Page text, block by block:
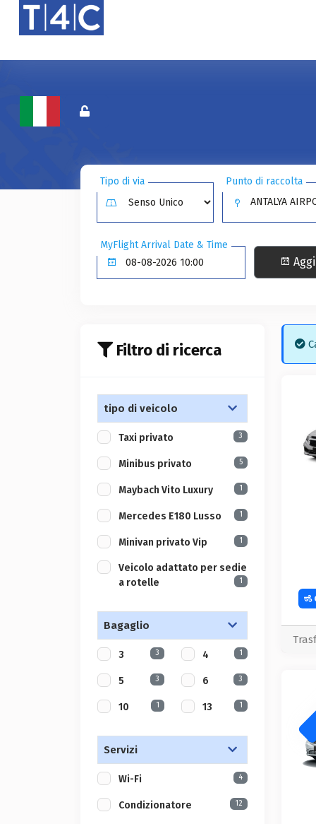
Tipo di via
Punto di raccolta
ANTALYA
MyFlight Arrival Date & Time
Filtro di ricerca
tipo di veicolo
Taxi privato 3
Minibus privato 5
Maybach Vito Luxury 1
Mercedes E180 Lusso 1
Minivan privato Vip 1
Veicolo adattato per sedie
a rotelle
1
Bagaglio
3 3 4 1
5 3 6 3
10 1 13 1
Servizi
Wi-Fi 4
Condizionatore 12